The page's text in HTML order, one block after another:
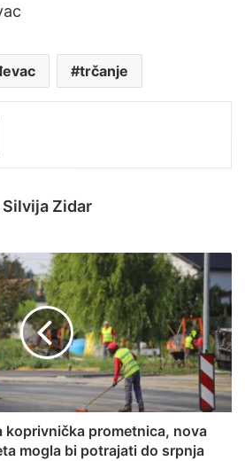
trčanje
Silvija Zidar
koprivnička prometnica, nova
mogla bi potrajati do srpnja